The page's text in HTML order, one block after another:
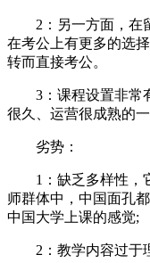
2：另一方面，在留
在考公上有更多的选
转而直接考公。
3：课程设置非常有
很久、运营很成熟的一
劣势：
1：缺乏多样性，它
师群体中，中国面孔
中国大学上课的感觉;
2：教学内容过于理